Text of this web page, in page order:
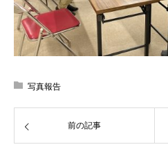
写真報告
前の記事